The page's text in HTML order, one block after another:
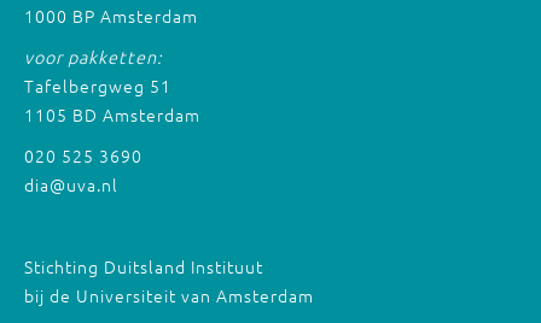
1000 BP Amsterdam
voor pakketten:
Tafelbergweg 51
1105 BD Amsterdam
020 525 3690
dia@uva.nl
Stichting Duitsland Instituut
bij de Universiteit van Amsterdam